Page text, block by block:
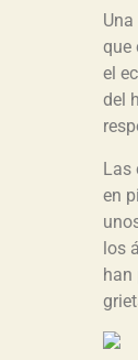
que
el
del
Las
en
los
han